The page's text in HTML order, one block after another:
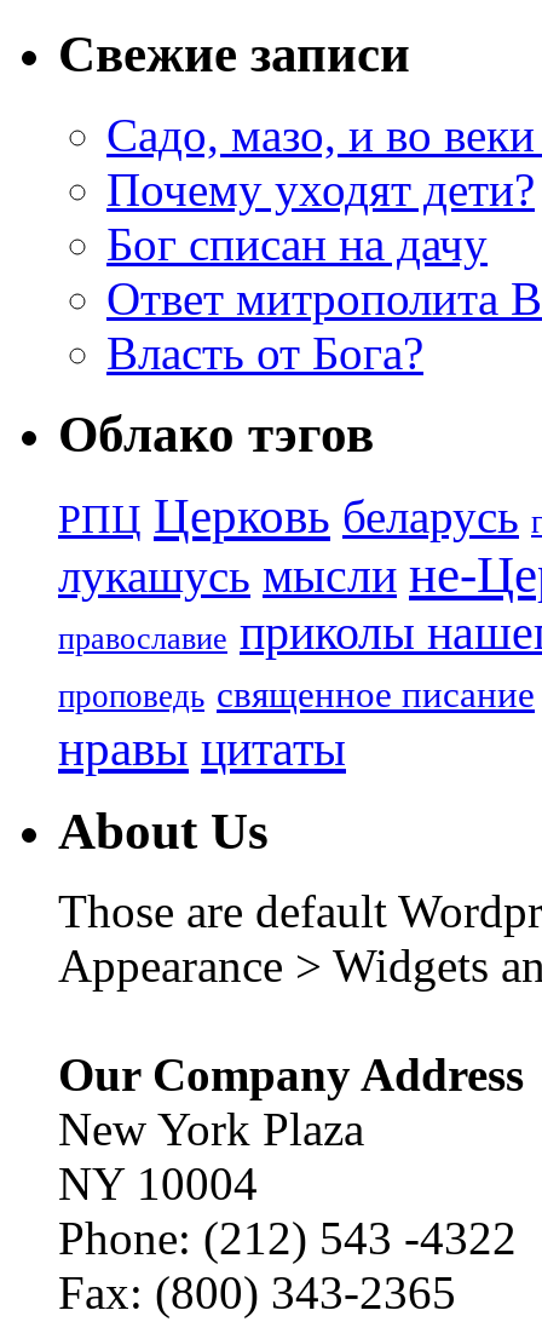
Свежие записи
Садо, мазо, и во веки
Почему уходят дети?
Бог списан на дачу
Ответ митрополита
Власть от Бога?
Облако тэгов
РПЦ Церковь беларусь
лукашусь мысли не-
православие приколы
проповедь священное писание
нравы цитаты
About Us
Those are default
Appearance > Widgets
Our Company Address
New York Plaza
NY 10004
Phone: (212) 543 -4322
Fax: (800) 343-2365